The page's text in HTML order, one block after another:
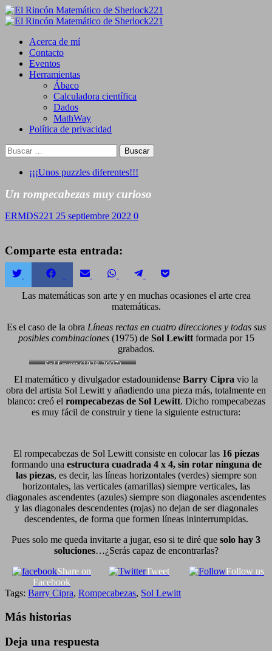
Saltar
al
Primary
Acerca de mí
Contacto
Eventos
Herramientas
Ábaco
Calculadora científica
Dados
MathWay
Política de privacidad
Buscar:
¡¡¡Unos puzzles diferentes!!!
Un rompecabezas muy curioso
ERMDS221 25 septiembre 2022 0
Comparte esta entrada:
Compartir
Twitter
Compartir
Facebook
Compartir
Email
Compartir
WhatsApp
Compartir
TelegramPocket
Las matemáticas son arte y en muchas ocasiones el arte crea
matemáticas.
Es el caso de la obra Líneas rectas en cuatro direcciones y todas sus
posibles combinaciones(1975) deSol Lewittformada por 15
grabados.
Sol Lewitt (1928-2007)
El matemático y divulgador estadounidense Barry Cipra vio la
obra del artista Sol Lewitt y añadiendo una pieza más, totalmente en
blanco: creó el rompecabezas de Sol Lewitt. Dicho rompecabezas
es muy fácil de construir y tiene la siguiente estructura:
El rompecabezas de Sol Lewitt consiste en colocar las 16 piezas
formando una estructura cuadrada 4 x 4, sin rotar ninguna de
las piezas, es decir, las líneas horizontales (verdes) siempre son
horizontales, las verticales (amarillas) siempre verticales, las
diagonales ascendentes (azules) siempre son diagonales ascendentes
y las diagonales descendentes (rojas) no dejan de ser diagonales
descendentes, de forma que formen líneas ininterrumpidas.
Pues solo me queda invitarte a jugar, eso si te diré que solo hay 3
soluciones…¿Serás capaz de encontrarlas?
Share on
Facebook
Tweet Follow us
Tags: Barry Cipra, Rompecabezas, Sol Lewitt
Más historias
Deja una respuesta